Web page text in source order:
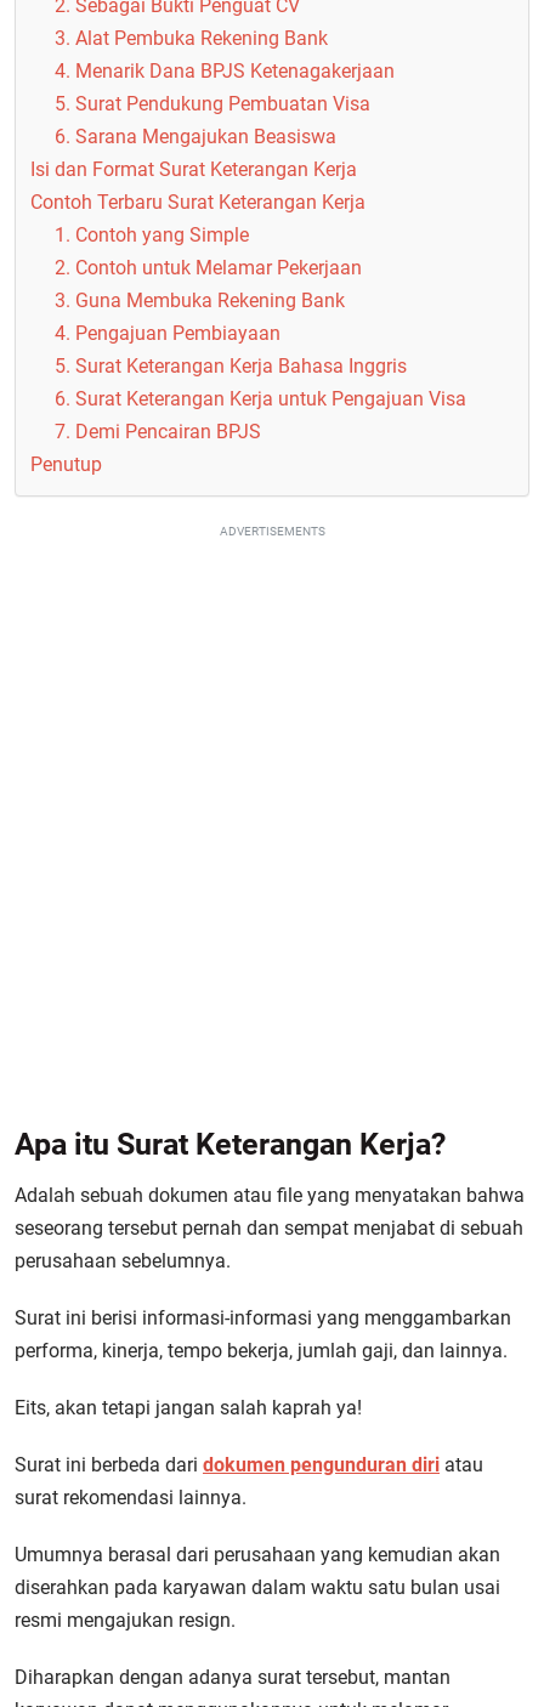
2. Sebagai Bukti Penguat CV
3. Alat Pembuka Rekening Bank
4. Menarik Dana BPJS Ketenagakerjaan
5. Surat Pendukung Pembuatan Visa
6. Sarana Mengajukan Beasiswa
Isi dan Format Surat Keterangan Kerja
Contoh Terbaru Surat Keterangan Kerja
1. Contoh yang Simple
2. Contoh untuk Melamar Pekerjaan
3. Guna Membuka Rekening Bank
4. Pengajuan Pembiayaan
5. Surat Keterangan Kerja Bahasa Inggris
6. Surat Keterangan Kerja untuk Pengajuan Visa
7. Demi Pencairan BPJS
Penutup
ADVERTISEMENTS
Apa itu Surat Keterangan Kerja?
Adalah sebuah dokumen atau file yang menyatakan bahwa
seseorang tersebut pernah dan sempat menjabat di sebuah
perusahaan sebelumnya.
Surat ini berisi informasi-informasi yang menggambarkan
performa, kinerja, tempo bekerja, jumlah gaji, dan lainnya.
Eits, akan tetapi jangan salah kaprah ya!
Surat ini berbeda dari dokumen pengunduran diri atau
surat rekomendasi lainnya.
Umumnya berasal dari perusahaan yang kemudian akan
diserahkan pada karyawan dalam waktu satu bulan usai
resmi mengajukan resign.
Diharapkan dengan adanya surat tersebut, mantan